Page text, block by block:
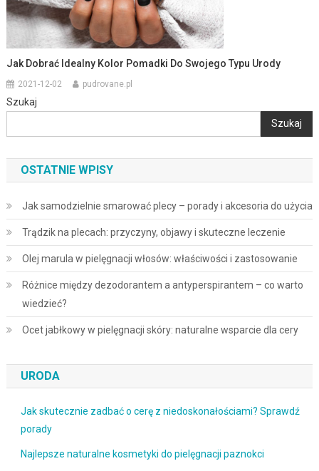
Jak Dobrać Idealny Kolor Pomadki Do Swojego Typu Urody
2021-12-02 pudrovane.pl
Szukaj
Szukaj
OSTATNIE WPISY
Jak samodzielnie smarować plecy – porady i akcesoria do użycia
Trądzik na plecach: przyczyny, objawy i skuteczne leczenie
Olej marula w pielęgnacji włosów: właściwości i zastosowanie
Różnice między dezodorantem a antyperspirantem – co warto
wiedzieć?
Ocet jabłkowy w pielęgnacji skóry: naturalne wsparcie dla cery
URODA
Jak skutecznie zadbać o cerę z niedoskonałościami? Sprawdź
porady
Najlepsze naturalne kosmetyki do pielęgnacji paznokci